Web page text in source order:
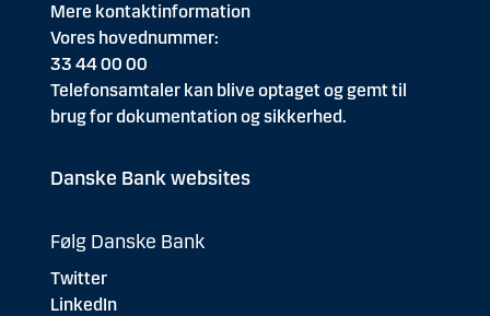
Mere kontaktinformation
Vores hovednummer:
33 44 00 00
Telefonsamtaler kan blive optaget og gemt til
brug for dokumentation og sikkerhed.
Danske Bank websites
Følg Danske Bank
Twitter
LinkedIn